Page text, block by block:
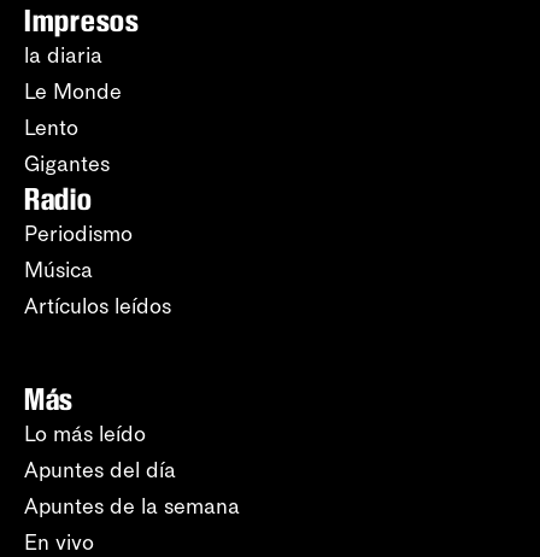
Impresos
la diaria
Le Monde
Lento
Gigantes
Radio
Periodismo
Música
Artículos leídos
Más
Lo más leído
Apuntes del día
Apuntes de la semana
En vivo